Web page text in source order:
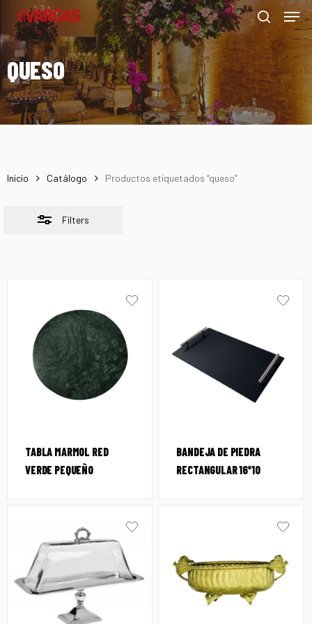
Skip
main
content
search
Menu
QUESO
Inicio Catálogo Productos etiquetados “queso”
Filters
Close
Filters
TABLA MARMOL RED
VERDE PEQUEÑO
BANDEJA DE PIEDRA
RECTANGULAR 16*10
Menu